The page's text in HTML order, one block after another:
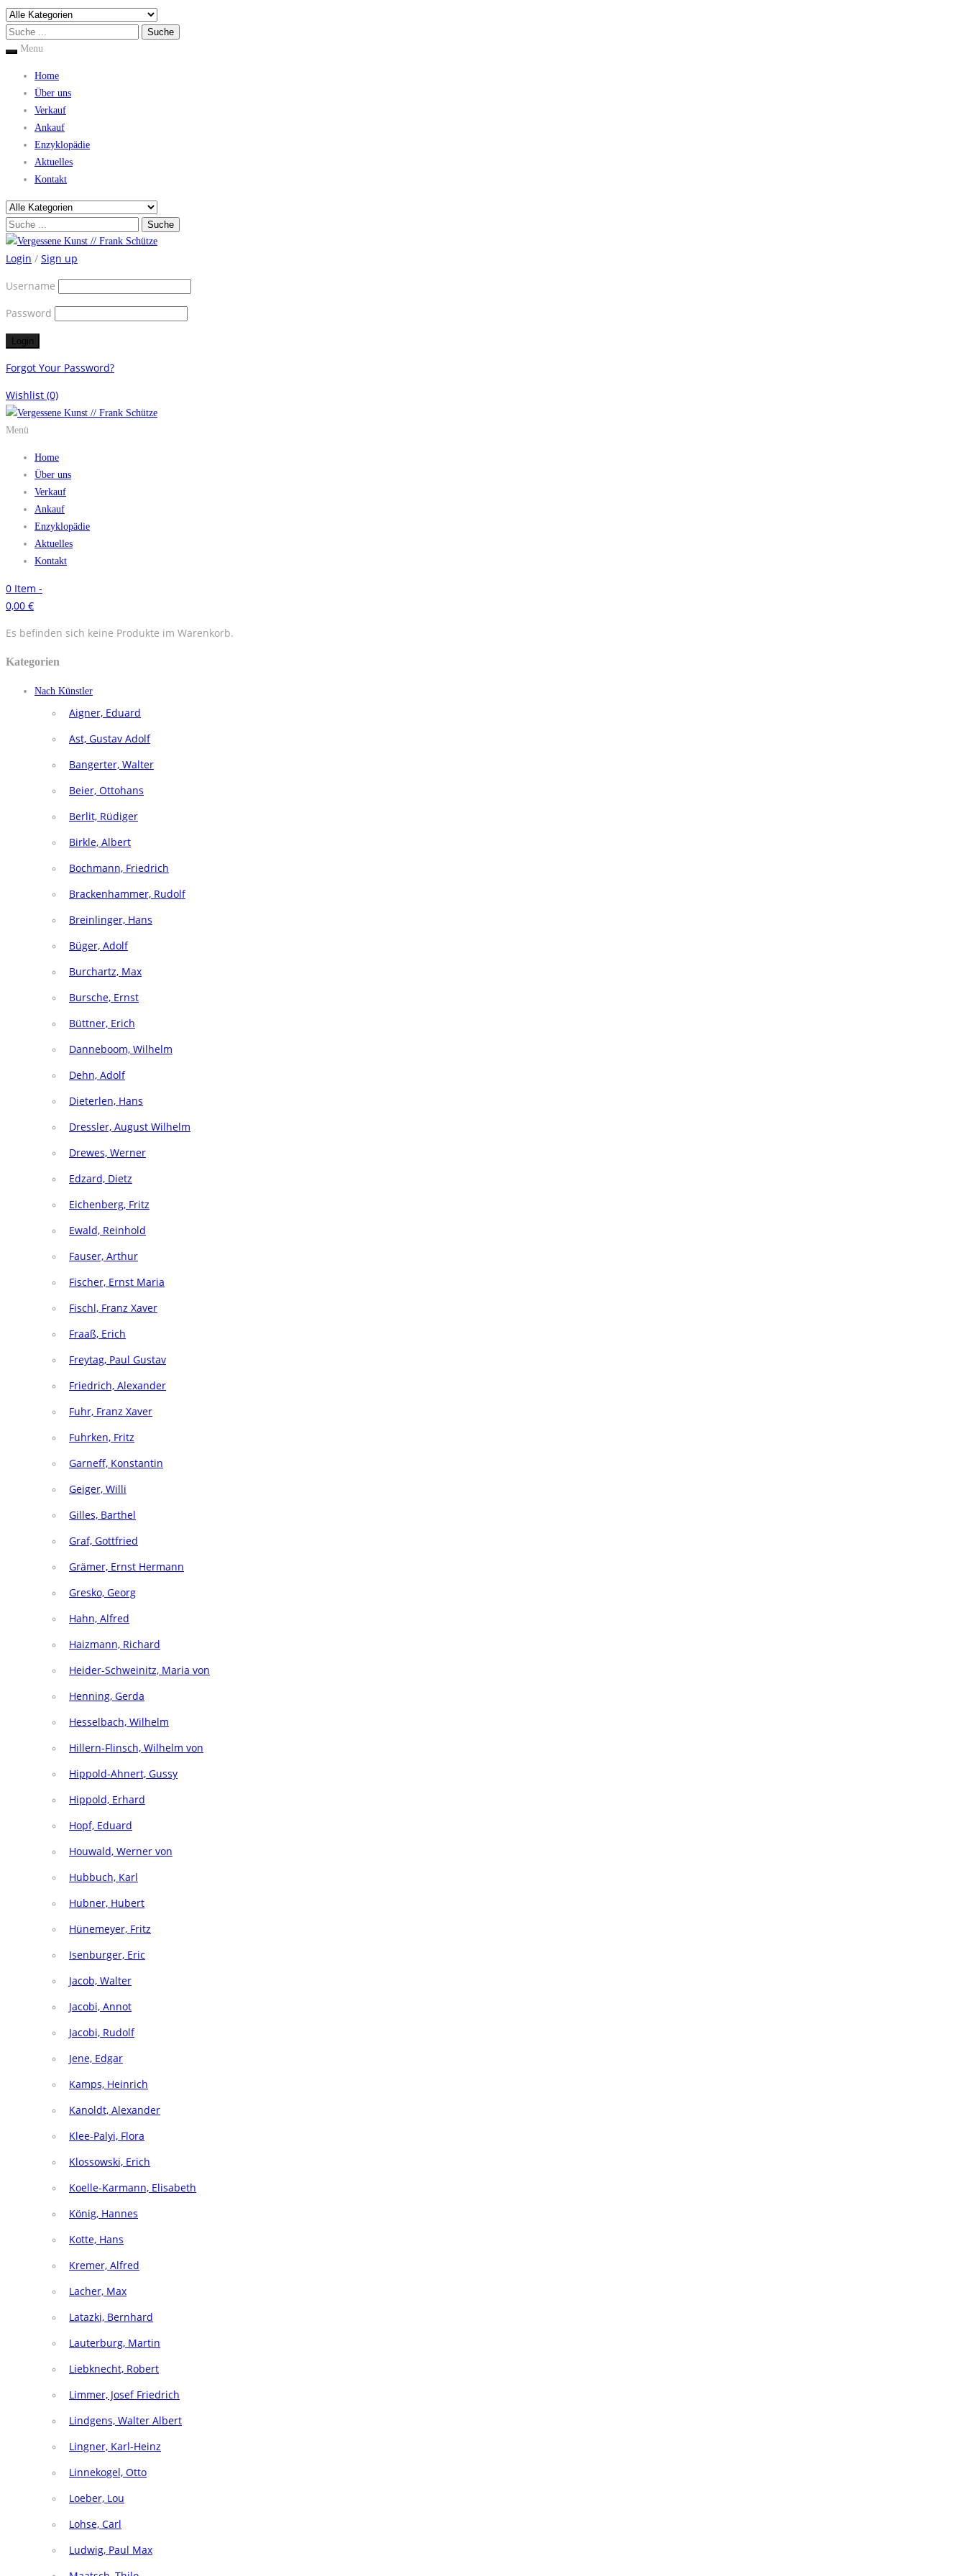
Menu
Home
Über uns
Verkauf
Ankauf
Enzyklopädie
Aktuelles
Kontakt
Login / Sign up
Username
Password
Forgot Your Password?
Wishlist (0)
Menü
Home
Über uns
Verkauf
Ankauf
Enzyklopädie
Aktuelles
Kontakt
0 Item -
0,00 €
Es befinden sich keine Produkte im Warenkorb.
Kategorien
Nach Künstler
Aigner, Eduard
Ast, Gustav Adolf
Bangerter, Walter
Beier, Ottohans
Berlit, Rüdiger
Birkle, Albert
Bochmann, Friedrich
Brackenhammer, Rudolf
Breinlinger, Hans
Büger, Adolf
Burchartz, Max
Bursche, Ernst
Büttner, Erich
Danneboom, Wilhelm
Dehn, Adolf
Dieterlen, Hans
Dressler, August Wilhelm
Drewes, Werner
Edzard, Dietz
Eichenberg, Fritz
Ewald, Reinhold
Fauser, Arthur
Fischer, Ernst Maria
Fischl, Franz Xaver
Fraaß, Erich
Freytag, Paul Gustav
Friedrich, Alexander
Fuhr, Franz Xaver
Fuhrken, Fritz
Garneff, Konstantin
Geiger, Willi
Gilles, Barthel
Graf, Gottfried
Grämer, Ernst Hermann
Gresko, Georg
Hahn, Alfred
Haizmann, Richard
Heider-Schweinitz, Maria von
Henning, Gerda
Hesselbach, Wilhelm
Hillern-Flinsch, Wilhelm von
Hippold-Ahnert, Gussy
Hippold, Erhard
Hopf, Eduard
Houwald, Werner von
Hubbuch, Karl
Hubner, Hubert
Hünemeyer, Fritz
Isenburger, Eric
Jacob, Walter
Jacobi, Annot
Jacobi, Rudolf
Jene, Edgar
Kamps, Heinrich
Kanoldt, Alexander
Klee-Palyi, Flora
Klossowski, Erich
Koelle-Karmann, Elisabeth
König, Hannes
Kotte, Hans
Kremer, Alfred
Lacher, Max
Latazki, Bernhard
Lauterburg, Martin
Liebknecht, Robert
Limmer, Josef Friedrich
Lindgens, Walter Albert
Lingner, Karl-Heinz
Linnekogel, Otto
Loeber, Lou
Lohse, Carl
Ludwig, Paul Max